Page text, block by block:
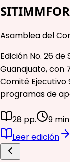
Asamblea del
Edición No. 26
Guanajuato, con
Comité Ejecutivo
programas de
28 pp. 9
Leer edición